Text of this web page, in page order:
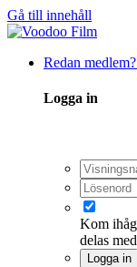
Gå till innehåll
Redan
Logga in
Kom
delas
Logga in